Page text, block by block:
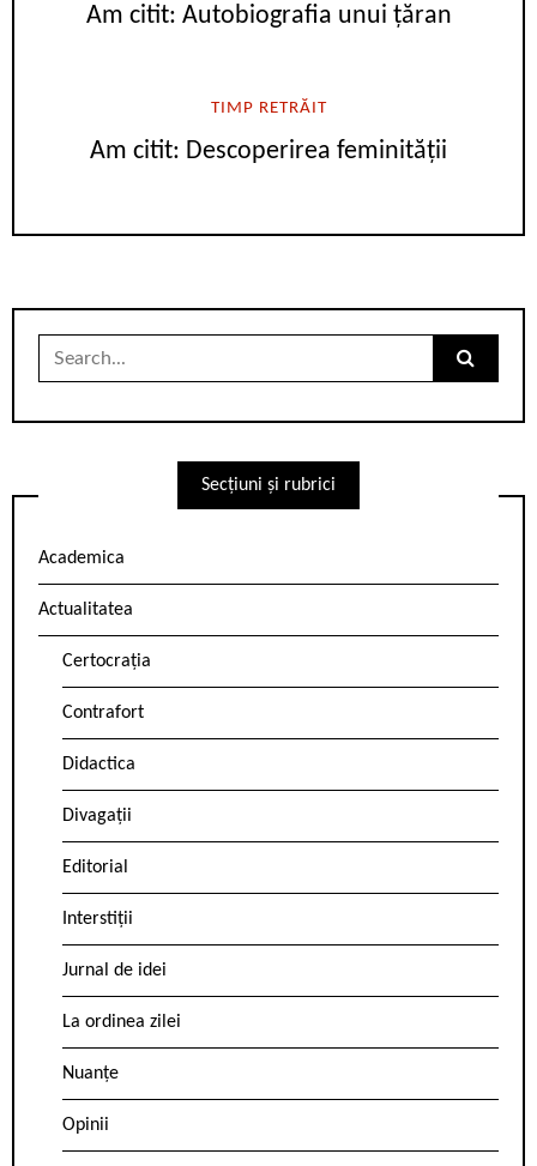
Am citit: Autobiografia unui țăran
TIMP RETRĂIT
Am citit: Descoperirea feminității
Search
Secțiuni și rubrici
Academica
Actualitatea
Certocrația
Contrafort
Didactica
Divagații
Editorial
Interstiții
Jurnal de idei
La ordinea zilei
Nuanțe
Opinii